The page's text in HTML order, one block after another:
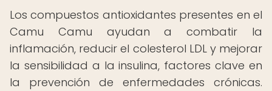
Los compuestos antioxidantes presentes en el
Camu Camu ayudan a combatir la
inflamación, reducir el colesterol LDL y mejorar
la sensibilidad a la insulina, factores clave en
la prevención de enfermedades crónicas.